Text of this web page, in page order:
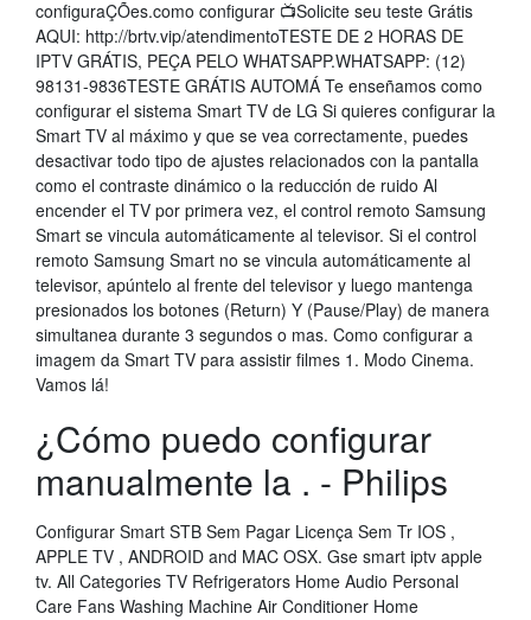
configuraÇÕes.como configurar 📺Solicite seu teste Grátis
AQUI: http://brtv.vip/atendimentoTESTE DE 2 HORAS DE
IPTV GRÁTIS, PEÇA PELO WHATSAPP.WHATSAPP: (12)
98131-9836TESTE GRÁTIS AUTOMÁ Te enseñamos como
configurar el sistema Smart TV de LG Si quieres configurar la
Smart TV al máximo y que se vea correctamente, puedes
desactivar todo tipo de ajustes relacionados con la pantalla
como el contraste dinámico o la reducción de ruido Al
encender el TV por primera vez, el control remoto Samsung
Smart se vincula automáticamente al televisor. Si el control
remoto Samsung Smart no se vincula automáticamente al
televisor, apúntelo al frente del televisor y luego mantenga
presionados los botones (Return) Y (Pause/Play) de manera
simultanea durante 3 segundos o mas. Como configurar a
imagem da Smart TV para assistir filmes 1. Modo Cinema.
Vamos lá!
¿Cómo puedo configurar
manualmente la . - Philips
Configurar Smart STB Sem Pagar Licença Sem Tr IOS ,
APPLE TV , ANDROID and MAC OSX. Gse smart iptv apple
tv. All Categories TV Refrigerators Home Audio Personal
Care Fans Washing Machine Air Conditioner Home